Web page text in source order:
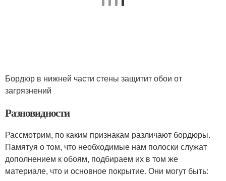
Бордюр в нижней части стены защитит обои от
загрязнений
Разновидности
Рассмотрим, по каким признакам различают бордюры.
Памятуя о том, что необходимые нам полоски служат
дополнением к обоям, подбираем их в том же
материале, что и основное покрытие. Они могут быть: